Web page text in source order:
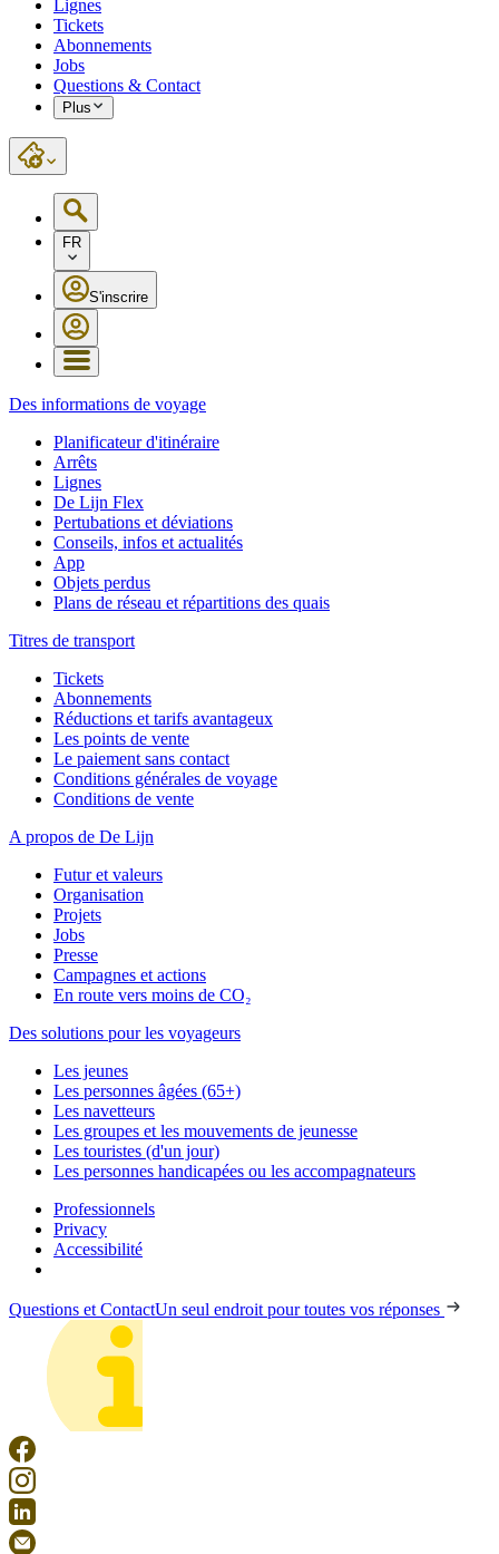
Lignes
Tickets
Abonnements
Jobs
Questions & Contact
Plus
FR
S'inscrire
Des informations de voyage
Planificateur d'itinéraire
Arrêts
Lignes
De Lijn Flex
Pertubations et déviations
Conseils, infos et actualités
App
Objets perdus
Plans de réseau et répartitions des quais
Titres de transport
Tickets
Abonnements
Réductions et tarifs avantageux
Les points de vente
Le paiement sans contact
Conditions générales de voyage
Conditions de vente
A propos de De Lijn
Futur et valeurs
Organisation
Projets
Jobs
Presse
Campagnes et actions
En route vers moins de CO₂
Des solutions pour les voyageurs
Les jeunes
Les personnes âgées (65+)
Les navetteurs
Les groupes et les mouvements de jeunesse
Les touristes (d'un jour)
Les personnes handicapées ou les accompagnateurs
Professionnels
Privacy
Accessibilité
Questions et ContactUn seul endroit pour toutes vos réponses